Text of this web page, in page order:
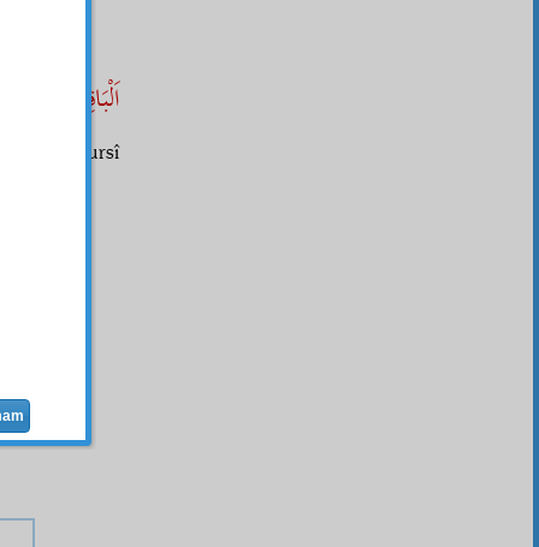
اَلْبَاقِى هُوَ الْبَاقِى
Said Nursî